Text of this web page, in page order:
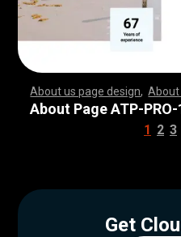
About us page design ,About
,,,,,,,,,,,,,,,,,,,,,,,, ,,,,,,,
,,,,,,,,,,,,,,,,,,,,,,,, ,,,,,,,
,,,,,,,,,,,,,,,,,,,,,,,, ,,,,,,,
,,,,,,,,,,,,,,,,,,,,,,,, ,,,,,,,
,,,,,,,,,,,,,,,,,,,,,,,, ,,,,,,,
,,,,,,,,,,,,,,,,,,,,,,,, ,,,,,,,
,,,,,,,,,,,,,,,,,,,,,,,, ,,,,,,,
,,,,,,,,,,,,,,,,,,,,,,,, ,,,,,,,
About Page ATP-PRO-
1 2 3
Get